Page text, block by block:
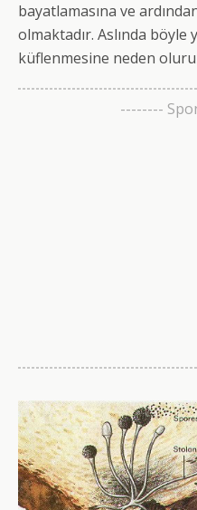
bayatlamasına ve
olmaktadır. Aslında böyle
küflenmesine neden
--------